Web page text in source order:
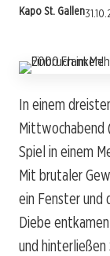
Kapo St. Gallen
In einem
Mittwochabend
Spiel in einem
Mit brutaler
ein Fenster und
Diebe
und hinterließen